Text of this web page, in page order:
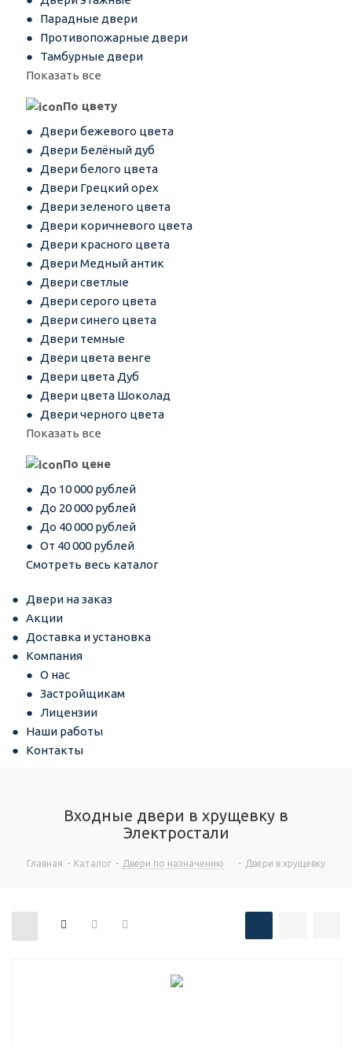
Парадные двери
Противопожарные двери
Тамбурные двери
Показать все
По цвету
Двери бежевого цвета
Двери Белёный дуб
Двери белого цвета
Двери Грецкий орех
Двери зеленого цвета
Двери коричневого цвета
Двери красного цвета
Двери Медный антик
Двери светлые
Двери серого цвета
Двери синего цвета
Двери темные
Двери цвета венге
Двери цвета Дуб
Двери цвета Шоколад
Двери черного цвета
Показать все
По цене
До 10 000 рублей
До 20 000 рублей
До 40 000 рублей
От 40 000 рублей
Смотреть весь каталог
Двери на заказ
Акции
Доставка и установка
Компания
О нас
Застройщикам
Лицензии
Наши работы
Контакты
Входные двери в хрущевку в
Электростали
Главная - Каталог - Двери по назначению - Двери в хрущевку